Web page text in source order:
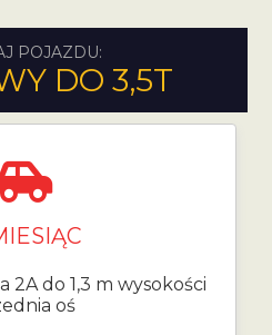
POJAZDU:
DO 3,5T
2A do 1,3 m wysokości
oś